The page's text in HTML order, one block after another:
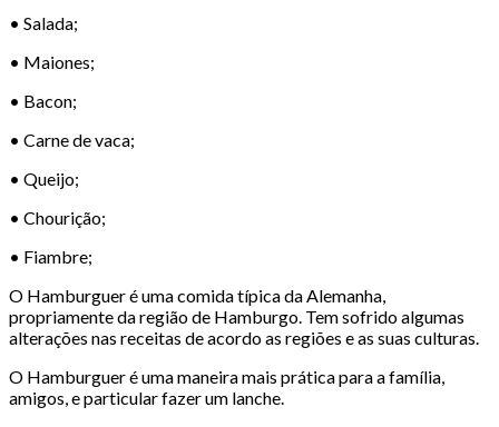
• Salada;
• Maiones;
• Bacon;
• Carne de vaca;
• Queijo;
• Chourição;
• Fiambre;
O Hamburguer é uma comida típica da Alemanha,
propriamente da região de Hamburgo. Tem sofrido algumas
alterações nas receitas de acordo as regiões e as suas culturas.
O Hamburguer é uma maneira mais prática para a família,
amigos, e particular fazer um lanche.